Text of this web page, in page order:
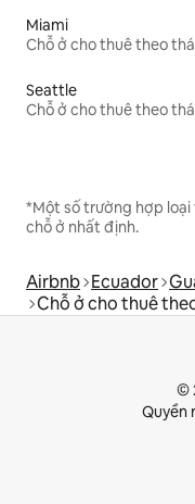
Miami
Chỗ ở cho thuê theo
Seattle
Chỗ ở cho thuê theo
*Một số trường hợp
chỗ ở nhất định.
Airbnb Ecuador
Chỗ ở cho thuê
©
Quyền